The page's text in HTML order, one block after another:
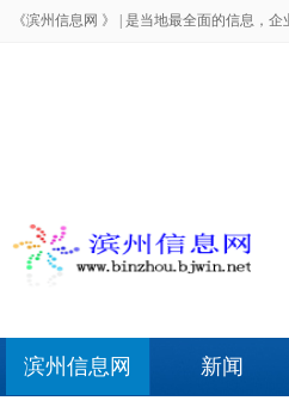
《滨州信息网 》 | 是当地最全面的信息，
滨州信息网 新闻